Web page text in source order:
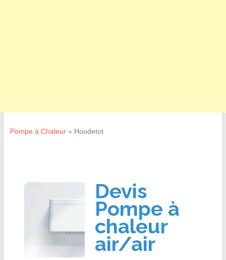
Pompe à Chaleur» Houdetot